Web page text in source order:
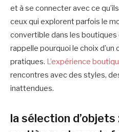
et à se connecter avec ce
ceux qui explorent parfois le
convertible dans les boutiques
rappelle pourquoi le choix
pratiques. L’expérience
rencontres avec des styles,
inattendues.
la sélection d’objets